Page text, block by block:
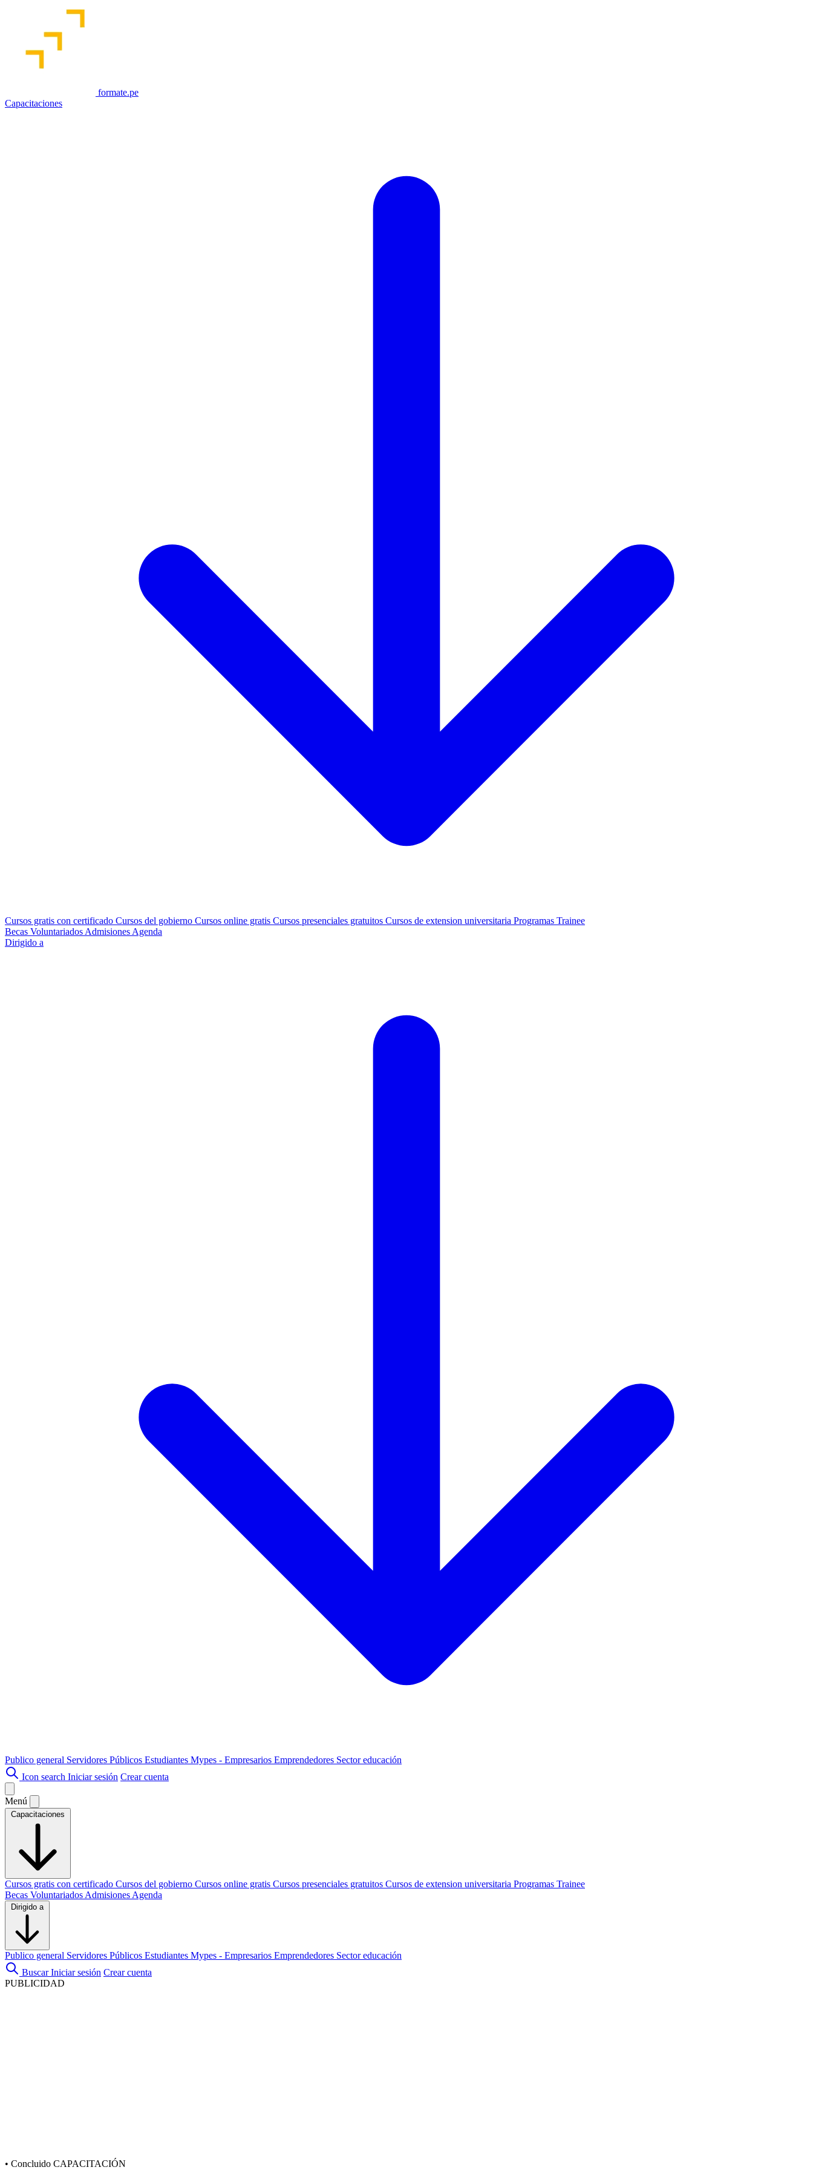
formate.pe
Capacitaciones
Cursos gratis con certificado Cursos del gobierno Cursos online gratis Cursos presenciales gratuitos Cursos de extension universitaria Programas Trainee
Becas Voluntariados Admisiones Agenda
Dirigido a
Publico general Servidores Públicos Estudiantes Mypes - Empresarios Emprendedores Sector educación
Icon search Iniciar sesión Crear cuenta
Menú
Capacitaciones
Cursos gratis con certificado Cursos del gobierno Cursos online gratis Cursos presenciales gratuitos Cursos de extension universitaria Programas Trainee
Becas Voluntariados Admisiones Agenda
Dirigido a
Publico general Servidores Públicos Estudiantes Mypes - Empresarios Emprendedores Sector educación
Buscar Iniciar sesión Crear cuenta
PUBLICIDAD
• Concluido CAPACITACIÓN